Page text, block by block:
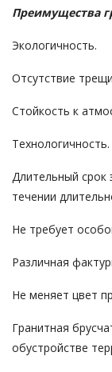
Преимущества
Экологичность.
Отсутствие
Стойкость к
Технологичность.
Длительный срок
течении
Не требует
Различная
Не меняет цвет
Гранитная
обустройстве